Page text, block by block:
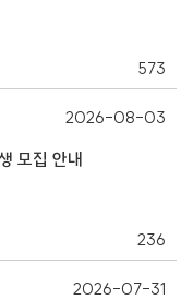
573
모집 안내
236
2026-08-03
2026-07-31